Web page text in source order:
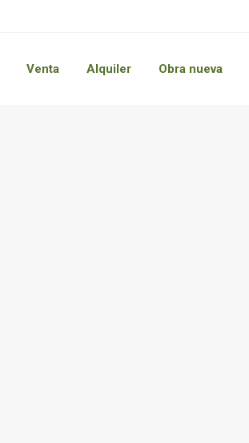
Venta Alquiler Obra nueva